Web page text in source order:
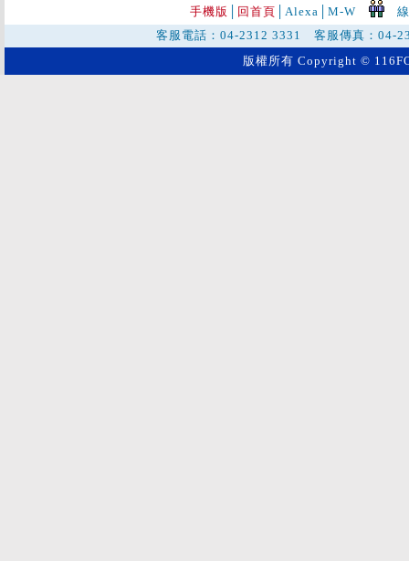
手機版 回首頁 Alexa│ M-W
客服電話：04-2312 3331 客服傳真：
版權所有 Copyright ©